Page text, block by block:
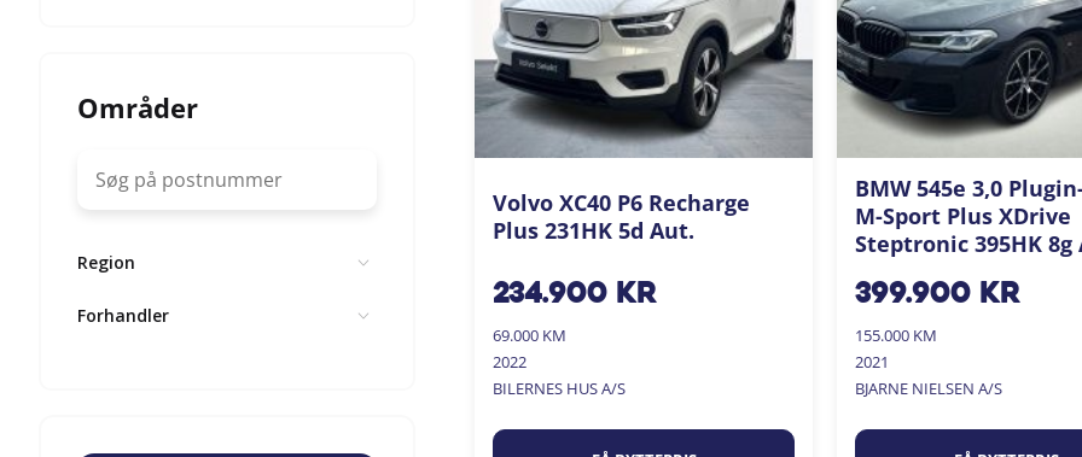
Områder
Region
Forhandler
Volvo XC40 P6 Recharge
Plus 231HK 5d Aut.
234.900kr
69.000 KM
2022
BILERNES HUS A/S
BMW 545e 3,0
M-Sport Plus XDrive
Steptronic 395HK 8g
399.900 kr
155.000 KM
2021
BJARNE NIELSEN A/S